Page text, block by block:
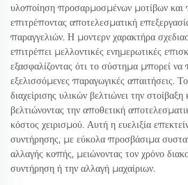
υλοποίηση προσαρμοσμένων μοτίβων και
επιτρέποντας αποτελεσματική
παραγγελιών. Η μοντερν χαρακτήρα
επιτρέπει μελλοντικές ενημερωτικές
εξασφαλίζοντας ότι το σύστημα μπορεί να
εξελισσόμενες παραγωγικές απαιτήσεις.
διαχείρισης υλικών βελτιώνει την
βελτιώνοντας την αποθετική
κόστος χειρισμού. Αυτή η ευελιξία
συντήρησης, με εύκολα προσβάσιμα
αλλαγής κοπής, μειώνοντας τον χρόνο
συντήρηση ή την αλλαγή μαχαίριων.